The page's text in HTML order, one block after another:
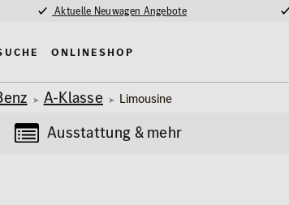
Aktuelle Neuwagen Angebote
Onlineshop
A-Klasse Limousine
Ausstattung & mehr